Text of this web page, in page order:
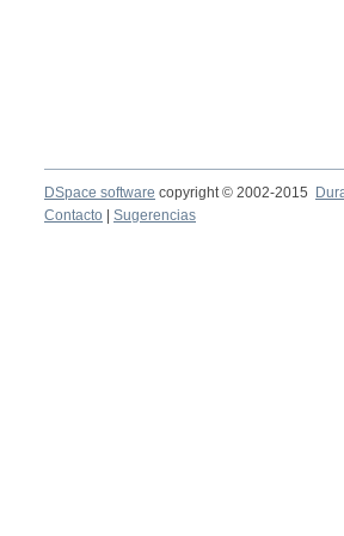
DSpace software copyright © 2002-2015
Contacto
Sugerencias